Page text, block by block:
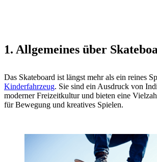
1. Allgemeines über
Das Skateboard ist längst mehr als ein reines
Kinderfahrzeug. Sie sind ein Ausdruck von
moderner Freizeitkultur und bieten eine
für Bewegung und kreatives Spielen.